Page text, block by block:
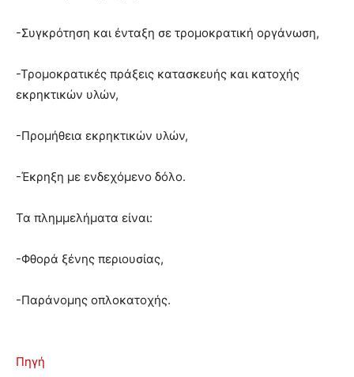
-Συγκρότηση και ένταξη σε τρομοκρατική οργάνωση,
-Τρομοκρατικές πράξεις κατασκευής και κατοχής
εκρηκτικών υλών,
-Προμήθεια εκρηκτικών υλών,
-Έκρηξη με ενδεχόμενο δόλο.
Τα πλημμελήματα είναι:
-Φθορά ξένης περιουσίας,
-Παράνομης οπλοκατοχής.
Πηγή